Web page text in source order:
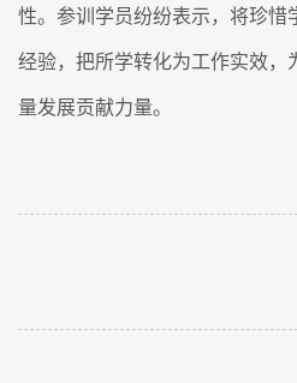
性。参训学员纷纷表示，将珍
经验，把所学转化为工作实效
量发展贡献力量。